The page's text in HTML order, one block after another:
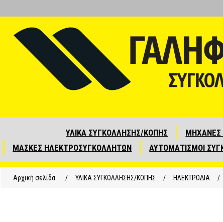
ΥΛΙΚΑ ΣΥΓΚΟΛΛΗΣΗΣ/ΚΟΠΗΣ ΜΗΧΑΝΕΣ
ΜΑΣΚΕΣ ΗΛΕΚΤΡΟΣΥΓΚΟΛΛΗΤΩΝ
ΑΥΤΟΜΑΤΙΣΜΟΙ
Αρχική σελίδα / ΥΛΙΚΑ ΣΥΓΚΟΛΛΗΣΗΣ/ΚΟΠΗΣ / ΗΛΕΚΤΡΟΔΙΑ /